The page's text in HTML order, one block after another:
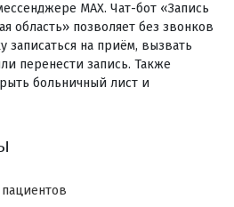
MAX. Чат-бот «Запись
область» позволяет без звонков
записаться на приём, вызвать
перенести запись. Также
больничный лист и